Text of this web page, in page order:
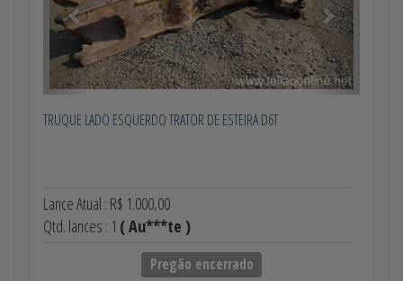
TRUQUE LADO ESQUERDO TRATOR DE ESTEIRA D6T
Lance Atual : R$ 1.000,00
Qtd. lances : 1 ( Au***te )
Pregão encerrado